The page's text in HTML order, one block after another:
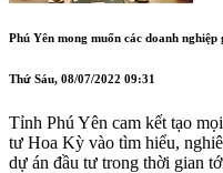
Phú Yên mong muốn các doanh
Thứ Sáu, 08/07/2022 09:31
Tỉnh Phú Yên cam kết tạo
tư Hoa Kỳ vào tìm hiểu,
dự án đầu tư trong thời gian